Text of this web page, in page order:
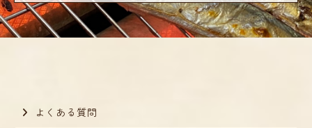
よくある質問